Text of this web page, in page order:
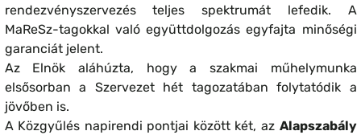
rendezvényszervezés teljes spektrumát lefedik. A
MaReSz-tagokkal való együttdolgozás egyfajta minőségi
garanciát jelent.
Az Elnök aláhúzta, hogy a szakmai műhelymunka
elsősorban a Szervezet hét tagozatában folytatódik a
jövőben is.
A Közgyűlés napirendi pontjai között két, az Alapszabály